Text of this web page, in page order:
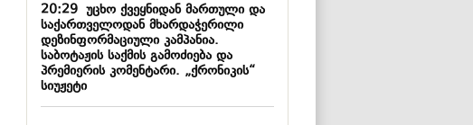
20:29უცხო ქვეყნიდან მართული და
საქართველოდან მხარდაჭერილი
დეზინფორმაციული კამპანია.
საბოტაჟის საქმის გამოძიება და
პრემიერის კომენტარი. „ქრონიკის“
სიუჟეტი